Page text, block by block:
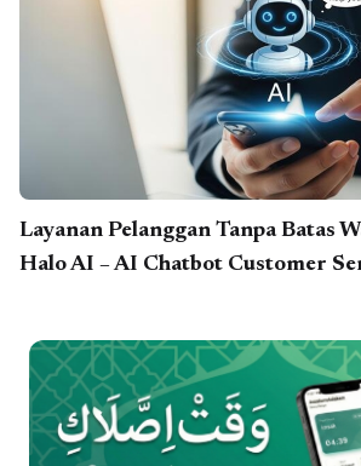
Layanan Pelanggan Tanpa Batas
Halo AI – AI Chatbot Customer